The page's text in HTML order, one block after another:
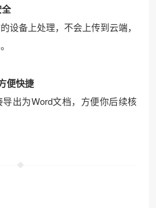
设备上处理，不会上传到云端，
便快捷
出为Word文档，方便你后续核